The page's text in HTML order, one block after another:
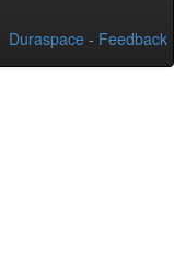
Duraspace - Feedback